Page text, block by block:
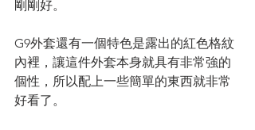
剛剛好。
G9外套還有一個特色是露出的紅色格紋
內裡，讓這件外套本身就具有非常強的
個性，所以配上一些簡單的東西就非常
好看了。